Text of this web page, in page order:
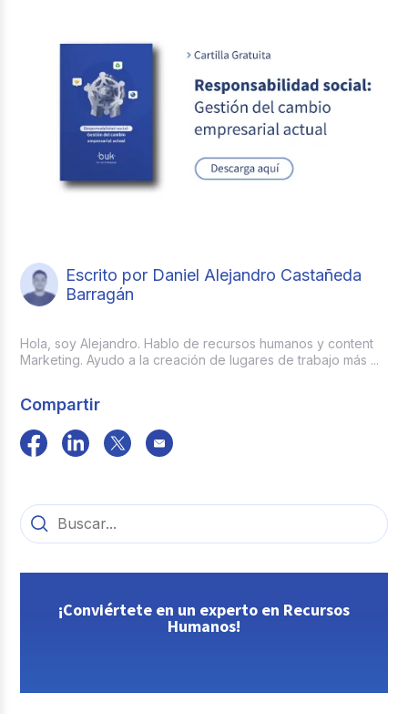
Escrito por Daniel Alejandro Castañeda
Barragán
Hola, soy Alejandro. Hablo de recursos humanos y content
Marketing. Ayudo a la creación de lugares de trabajo más ...
Compartir
¡Conviértete en un experto en Recursos
Humanos!